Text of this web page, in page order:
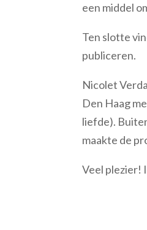
een middel
Ten slotte
publiceren.
Nicolet
Den Haag
liefde).
maakte de
Veel plezier!